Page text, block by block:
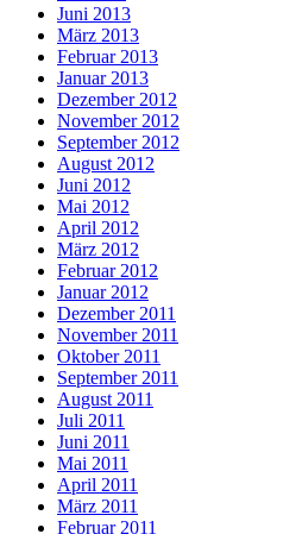
Juni 2013
März 2013
Februar 2013
Januar 2013
Dezember 2012
November 2012
September 2012
August 2012
Juni 2012
Mai 2012
April 2012
März 2012
Februar 2012
Januar 2012
Dezember 2011
November 2011
Oktober 2011
September 2011
August 2011
Juli 2011
Juni 2011
Mai 2011
April 2011
März 2011
Februar 2011